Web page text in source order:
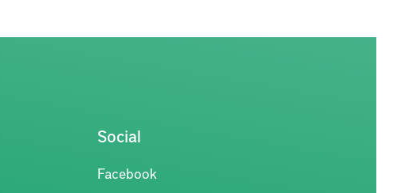
Social
Facebook